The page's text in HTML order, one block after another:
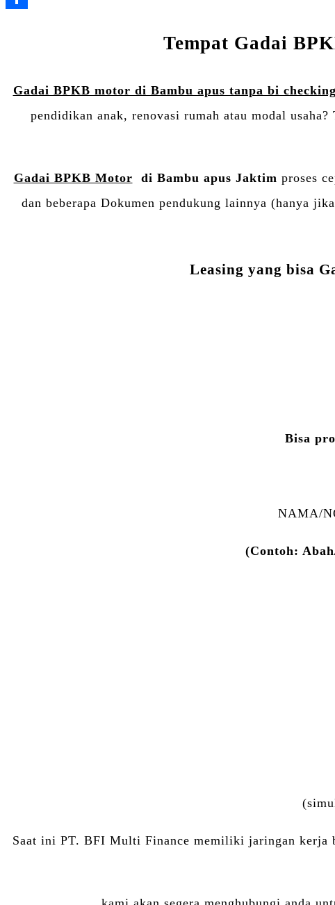
Tempat Gadai
Gadai BPKB motor di Bambu apus tanpa bi checking
pendidikan anak, renovasi rumah atau modal
Gadai BPKB Motor di Bambu apus Jaktim proses
dan beberapa Dokumen pendukung lainnya (hanya
Leasing yang bisa
Bisa
NAMA/
(Contoh:
Saat ini PT. BFI Multi Finance memiliki jaringan kerja